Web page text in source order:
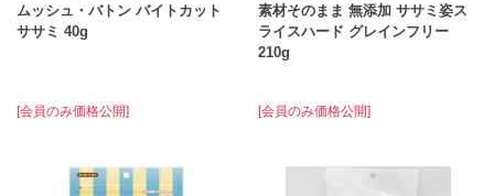
ムッシュ・バトン バイトカット
ササミ 40g
[会員のみ価格公開]
素材そのまま 無添加 ササミ姿ス
ライスハード グレインフリー
210g
[会員のみ価格公開]